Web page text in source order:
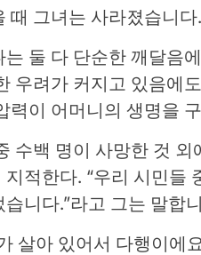
때 그녀는 사라졌습니다.
둘 다 단순한 깨달음
우려가 커지고 있음에
력이 어머니의 생명을
수백 명이 사망한 것
지적한다. “우리 시민들
니다.”라고 그는 말합
살아 있어서 다행이에